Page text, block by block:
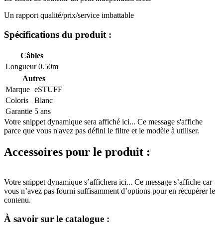
​Un rapport qualité/prix/service imbattable
Spécifications du produit :
Câbles
Longueur 0.50m
Autres
Marque eSTUFF
Coloris
Blanc
Garantie 5 ans
Votre snippet dynamique sera affiché ici... Ce message s'affiche
parce que vous n'avez pas défini le filtre et le modèle à utiliser.
Accessoires pour le produit :
Votre snippet dynamique s’affichera ici... Ce message s’affiche car
vous n’avez pas fourni suffisamment d’options pour en récupérer le
contenu.
À savoir sur le catalogue :